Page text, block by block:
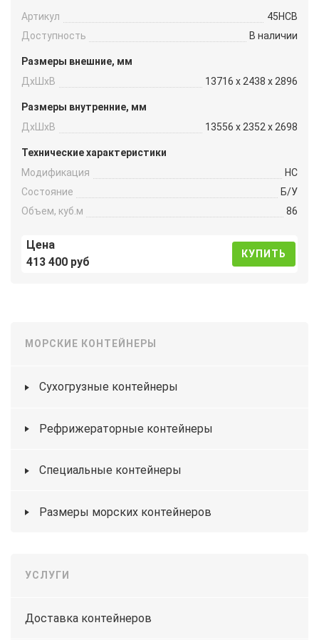
Артикул
45HCB
Доступность
В наличии
Размеры внешние, мм
ДxШxВ
13716 x 2438 x 2896
Размеры внутренние, мм
ДxШxВ
13556 x 2352 x 2698
Технические характеристики
Модификация
HC
Состояние
Б/У
Объем, куб.м
86
Цена
413 400 руб
КУПИТЬ
МОРСКИЕ КОНТЕЙНЕРЫ
Сухогрузные контейнеры
Рефрижераторные контейнеры
Специальные контейнеры
Размеры морских контейнеров
УСЛУГИ
Доставка контейнеров